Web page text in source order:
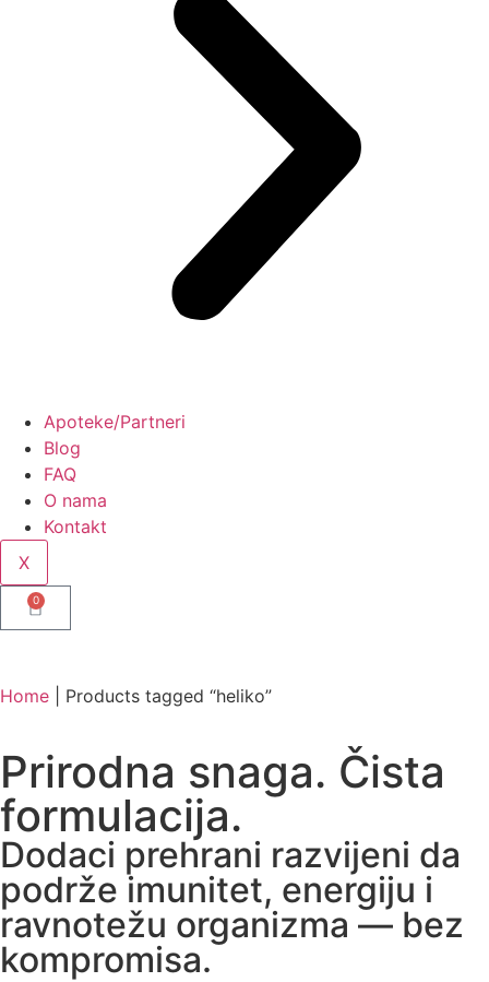
Apoteke/Partneri
Blog
FAQ
O nama
Kontakt
X
0
Home Products tagged “heliko”
Prirodna snaga. Čista
formulacija.
Dodaci prehrani razvijeni da
podrže imunitet, energiju i
ravnotežu organizma — bez
kompromisa.